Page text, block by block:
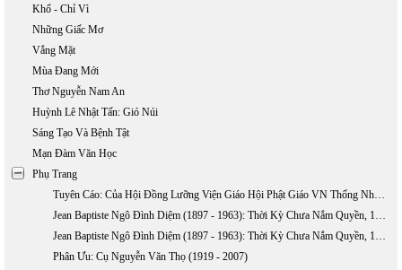
Khổ - Chỉ Vì
Những Giấc Mơ
Vắng Mặt
Mùa Đang Mới
Thơ Nguyễn Nam An
Huỳnh Lê Nhật Tấn: Gió Núi
Sáng Tạo Và Bệnh Tật
Mạn Đàm Văn Học
Phụ Trang
Tuyên Cáo: Của Hội Đồng Lưỡng Viện Giáo Hội Phật Giáo VN Thống Nhất Về Việc TQ Xâm Lấn Hai Quần Đảo Hoàng Sa Và Trường Sa
Jean Baptiste Ngô Đình Diệm (1897 - 1963): Thời Kỳ Chưa Nắm Quyền, 1897-1954 (phần 1)
Jean Baptiste Ngô Đình Diệm (1897 - 1963): Thời Kỳ Chưa Nắm Quyền, 1897-1954 (Phần 2)
Phân Ưu: Cụ Nguyễn Văn Thọ (1919 - 2007)